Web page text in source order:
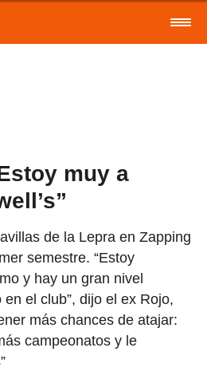
muy a
de la Lepra en Zapping
semestre. “Estoy
y hay un gran nivel
el club”, dijo el ex Rojo,
más chances de atajar:
campeonatos y le